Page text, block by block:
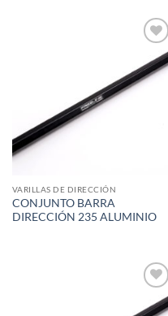
Add to
wishlist
VARILLAS DE DIRECCIÓN
CONJUNTO BARRA
DIRECCIÓN 235 ALUMINIO
Add to
wishlist